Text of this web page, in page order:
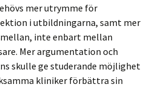
mer utrymme för
i utbildningarna, samt mer
inte enbart mellan
Mer argumentation och
skulle ge studerande möjlighet
kliniker förbättra sin